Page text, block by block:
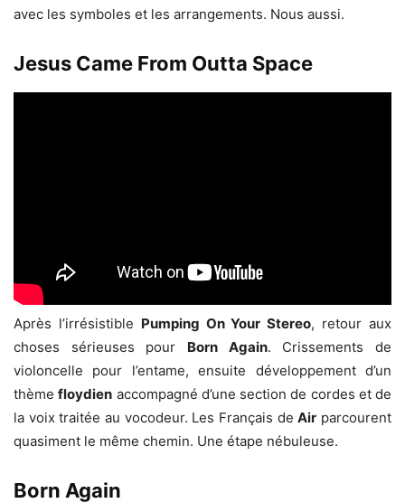
avec les symboles et les arrangements. Nous aussi.
Jesus Came From Outta Space
Après l’irrésistible Pumping On Your Stereo, retour aux
choses sérieuses pour Born Again. Crissements de
violoncelle pour l’entame, ensuite développement d’un
thèmefloydien accompagné d’une section de cordes et de
la voix traitée au vocodeur. Les Français deAir parcourent
quasiment le même chemin. Une étape nébuleuse.
Born Again